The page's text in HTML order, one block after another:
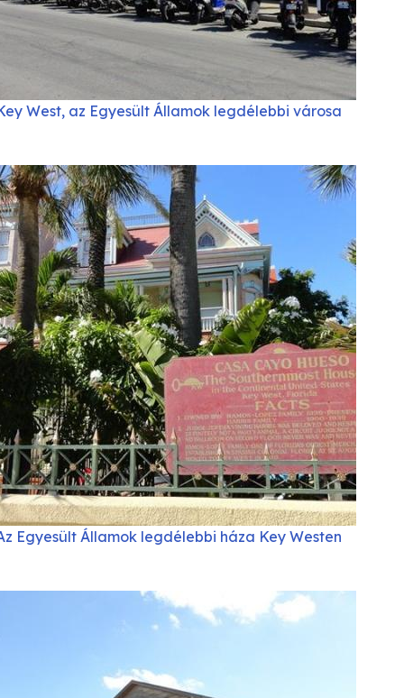
West, az Egyesült Államok legdélebbi városa
Egyesült Államok legdélebbi háza Key Westen